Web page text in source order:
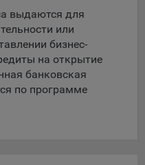
обработку данных для
Mobile Ads, ADFOX) -
Адрес: Yandex
Luzern, Switzerland.
Ireland Ltd, Gordon
выдаются для
или
бизнес-
на открытие
банковская
по программе